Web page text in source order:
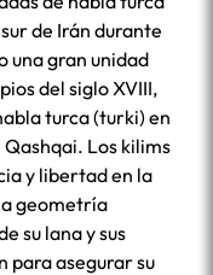
de Irán durante
una gran unidad
del siglo XVIII,
turca (turki) en
Los kilims
y libertad en la
geometría
su lana y sus
para asegurar su